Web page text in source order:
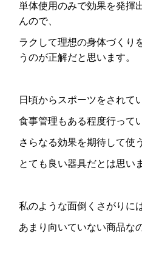
単体使用のみで効果を発揮
んので、
ラクして理想の身体づくり
うのが正解だと思います。
日頃からスポーツをされて
食事管理もある程度行って
さらなる効果を期待して使
とても良い器具だとは思い
私のような面倒くさがりに
あまり向いていない商品な